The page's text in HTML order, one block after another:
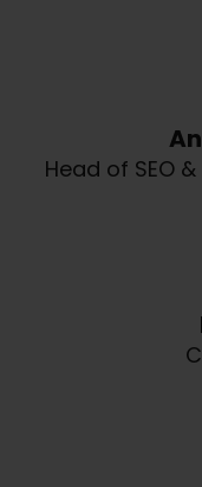
Head of SEO